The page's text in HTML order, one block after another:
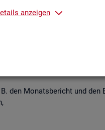
anzeigen
News­let­ter
in­for­mie­ren wir Sie
den Mo­nats­be­richt und den